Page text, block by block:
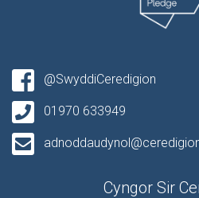
@SwyddiCeredigion
01970 633949
Cyngor Sir